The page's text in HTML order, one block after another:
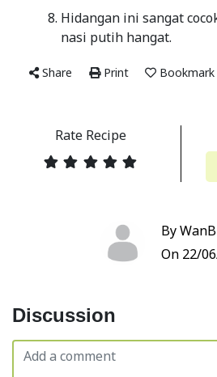
Hidangan ini sangat
nasi putih hangat.
Share Print Bookmark
Rate Recipe
By
On 22/
Discussion